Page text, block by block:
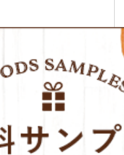
ままで、子どもた
のを・・・
っていきたいと願う母親の想い
恵を寄せ合い、商品の一つひ
な暮らしを実現するため、私